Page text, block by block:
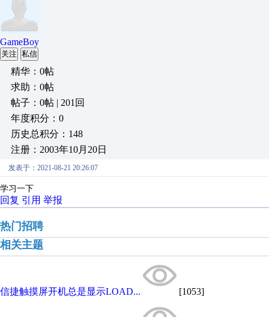
GameBoy
关注 私信
精华：0帖
求助：0帖
帖子：0帖 | 201回
年度积分：0
历史总积分：148
注册：2003年10月20日
发表于：2021-08-21 20:26:07
学习一下
回复 引用 举报
热门招聘
相关主题
信捷触摸屏开机总是显示LOAD... [1053]